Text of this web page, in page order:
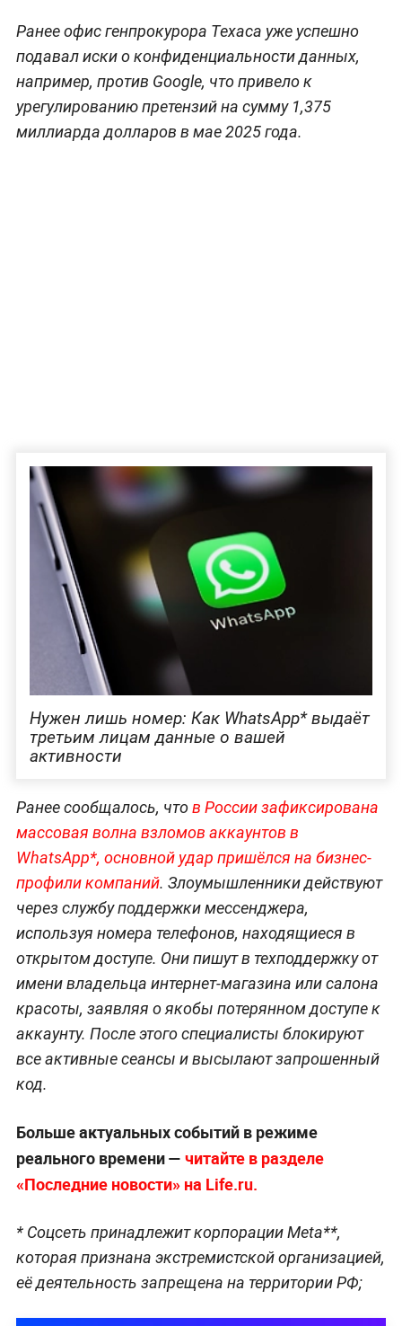
Ранее офис генпрокурора Техаса уже успешно
подавал иски о конфиденциальности данных,
например, против Google, что привело к
урегулированию претензий на сумму 1,375
миллиарда долларов в мае 2025 года.
Нужен лишь номер: Как WhatsApp* выдаёт
третьим лицам данные о вашей
активности
Ранее сообщалось, чтов России зафиксирована
массовая волна взломов аккаунтов в
WhatsApp*, основной удар пришёлся на бизнес-
профили компаний. Злоумышленники действуют
через службу поддержки мессенджера,
используя номера телефонов, находящиеся в
открытом доступе. Они пишут в техподдержку от
имени владельца интернет-магазина или салона
красоты, заявляя о якобы потерянном доступе к
аккаунту. После этого специалисты блокируют
все активные сеансы и высылают запрошенный
код.
Больше актуальных событий в режиме
реального времени — читайте в разделе
«Последние новости» на Life.ru.
* Соцсеть принадлежит корпорации Meta**,
которая признана экстремистской организацией,
её деятельность запрещена на территории РФ;